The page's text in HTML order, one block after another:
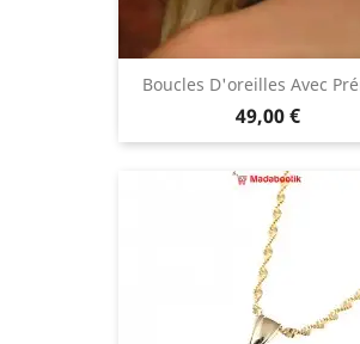
Boucles D'oreilles Avec
Prix
49,00 €